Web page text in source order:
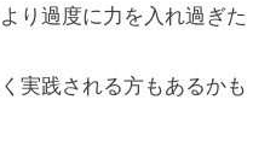
り過度に力を入れ過ぎた
実践される方もあるかも